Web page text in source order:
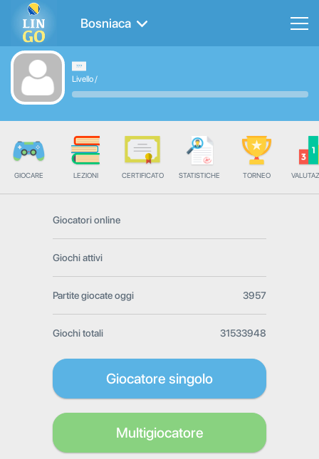
Bosniaca
Livello/
GIOCARE LEZIONI CERTIFICATO STATISTICHE TORNEO
Giocatori online
Giochi attivi
Partite giocate oggi 3957
Giochi totali 31533948
Giocatore singolo
Multigiocatore